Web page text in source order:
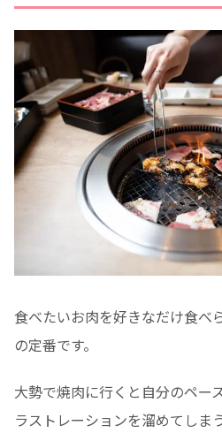
食べたいお肉を好きなだけ食べ
の定番です。
大勢で焼肉に行くと自分のペー
ラストレーションを溜めてしま